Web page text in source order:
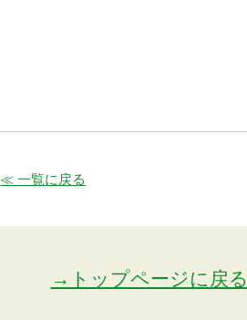
≪ 一覧に戻る
→トップページに戻る